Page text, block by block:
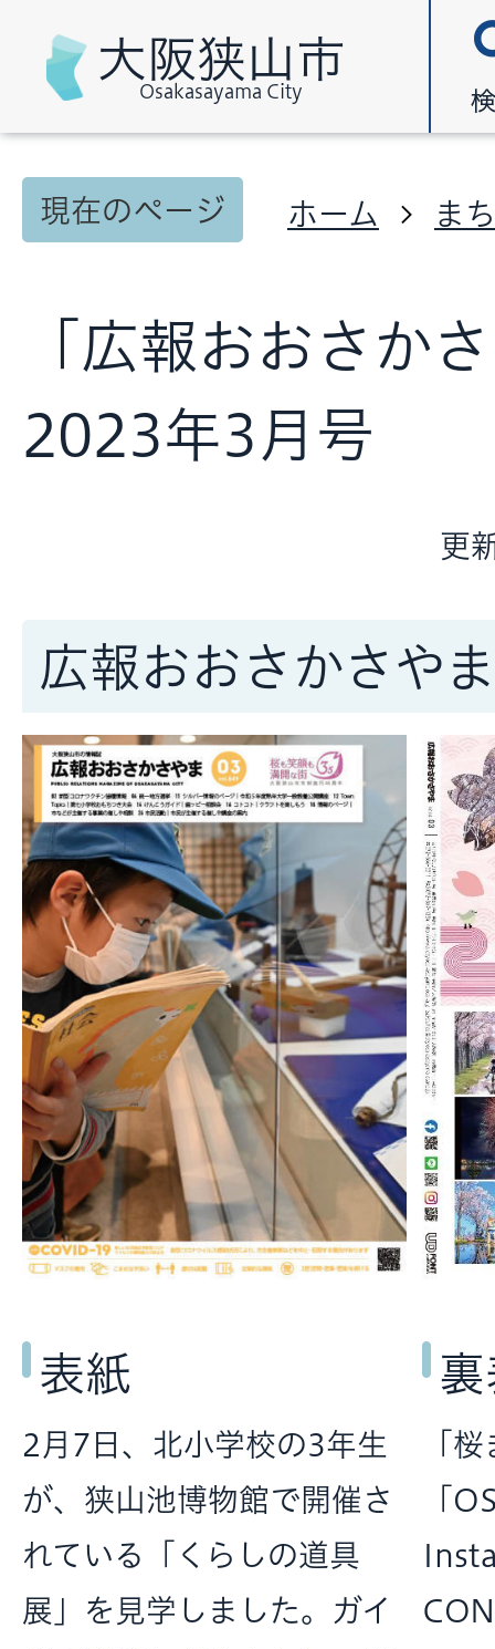
大阪狭山市
Osakasayama City
現在のページ ホーム ま
「広報おおさか
2023年3月号
更
広報おおさかさやま
表紙
2月7日、北小学校の3年生
が、狭山池博物館で開催さ
れている「くらしの道具
展」を見学しました。ガイ
「
「